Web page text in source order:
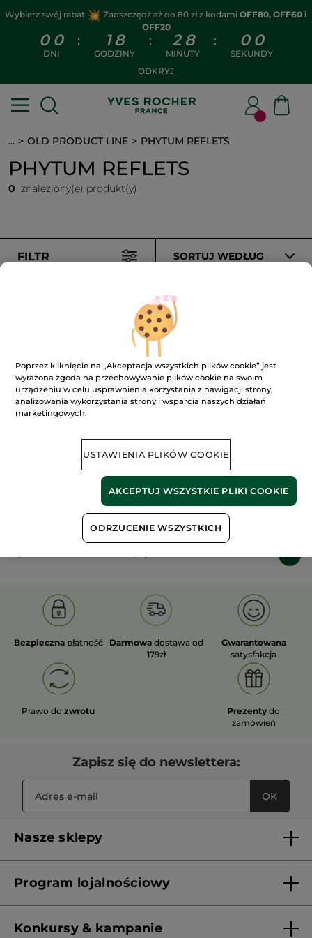
Wybierz swój rabat Zaoszczędź aż do 80 zł z kodami OFF80, OFF60 i
OFF20
0 0
DNI
: 1 8
GODZINY
: 2 8
MINUTY
: 0 0
SEKUNDY
ODKRYJ
... OLD PRODUCT LINE PHYTUM REFLETS
PHYTUM REFLETS
0 znaleziony(e) produkt(y)
FILTR SORTUJ WEDŁUG
roślinne
pól organicznych
Pokaż więcej
OLD PRODUCT LINE LES DEODORANTS NAT.
Bezpieczna płatność Darmowa dostawa od
179zł
Gwarantowana
satysfakcja
Prawo dozwrotu Prezenty do
zamówień
Zapisz się do newslettera:
OK
Nasze sklepy
Franczyza
Program lojalnościowy
Konkursy & kampanie
Poprzez kliknięcie na „Akceptacja wszystkich plików cookie” jest
wyrażona zgoda na przechowywanie plików cookie na swoim
urządzeniu w celu usprawnienia korzystania z nawigacji strony,
analizowania wykorzystania strony i wsparcia naszych działań
marketingowych.
USTAWIENIA PLIKÓW COOKIE
ODRZUCENIE WSZYSTKICH
AKCEPTUJ WSZYSTKIE PLIKI COOKIE